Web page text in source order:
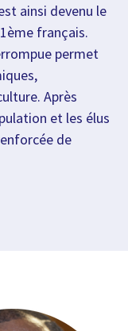
ainsi devenu le
français.
permet
Après
et les élus
de